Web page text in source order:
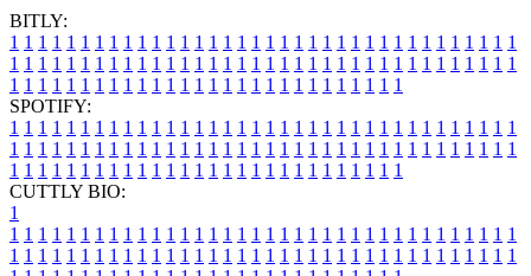
BITLY:
1 1 1 1 1 1 1 1 1 1 1 1 1 1 1 1 1 1 1 1 1 1 1 1 1 1 1 1 1 1 1 1 1 1 1 1
1 1 1 1 1 1 1 1 1 1 1 1 1 1 1 1 1 1 1 1 1 1 1 1 1 1 1 1 1 1 1 1 1 1 1 1
1 1 1 1 1 1 1 1 1 1 1 1 1 1 1 1 1 1 1 1 1 1 1 1 1 1 1 1
SPOTIFY:
1 1 1 1 1 1 1 1 1 1 1 1 1 1 1 1 1 1 1 1 1 1 1 1 1 1 1 1 1 1 1 1 1 1 1 1
1 1 1 1 1 1 1 1 1 1 1 1 1 1 1 1 1 1 1 1 1 1 1 1 1 1 1 1 1 1 1 1 1 1 1 1
1 1 1 1 1 1 1 1 1 1 1 1 1 1 1 1 1 1 1 1 1 1 1 1 1 1 1 1
CUTTLY BIO:
1
1 1 1 1 1 1 1 1 1 1 1 1 1 1 1 1 1 1 1 1 1 1 1 1 1 1 1 1 1 1 1 1 1 1 1 1
1 1 1 1 1 1 1 1 1 1 1 1 1 1 1 1 1 1 1 1 1 1 1 1 1 1 1 1 1 1 1 1 1 1 1 1